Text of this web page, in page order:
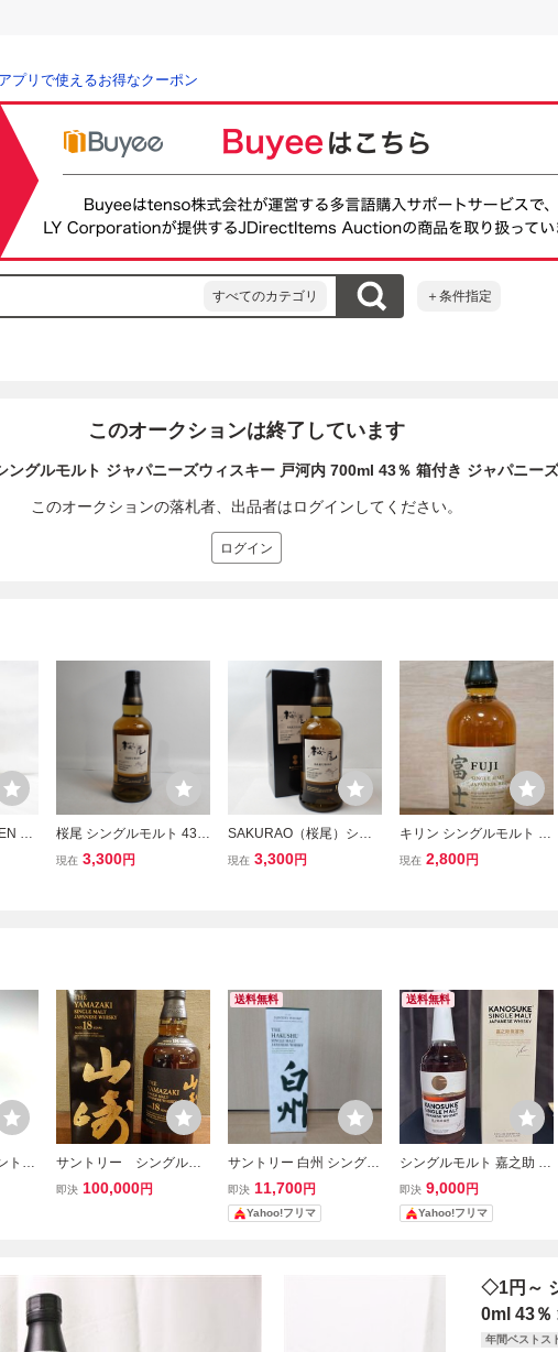
プリで使えるお得なクーポン
すべてのカテゴリ ＋条件指定
このオークションは終了しています
グルモルト ジャパニーズウィスキー 戸河内 700ml 43％ 箱付き ジャパニーズ
このオークションの落札者、出品者はログインしてください。
ログイン
G
桜尾 シングルモルト 43％
700ml X26G210267
現在 3,300円
SAKURAO（桜尾）シン
グルモルト 43% 700ml G
現在 3,300円
キリン シングルモルト ジ
ャパニーズウイスキー
現在 2,800円
トリ
サントリー シングルモ
ルトウイスキー山崎18
即決 100,000円
送料無料
サントリー 白州 シングル
モルト ジャパニーズウイ
スキー 箱付き 700ml
即決 11,700円
Yahoo!フリマ
送料無料
シングルモルト 嘉之助 ジ
ャパニーズウイスキー 70
0ml 48% 箱付き
即決 9,000円
Yahoo!フリマ
◇1円～
0ml 43％
年間ベストス